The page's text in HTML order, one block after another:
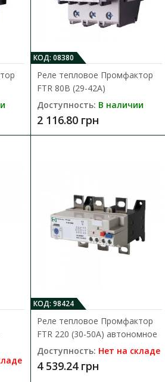
FTR 32B (13-19А)
предназначены для защиты асинхронных
обрыв..
КОД: 08380
Реле тепловое Промфактор
FTR 80B (29-42A)
Доступность: В наличии
2 116.80 грн
КОД: 98424
Реле тепловое Промфактор
FTR 220 (30-50A) автономное
Доступность: Нет на складе
4 539.24 грн